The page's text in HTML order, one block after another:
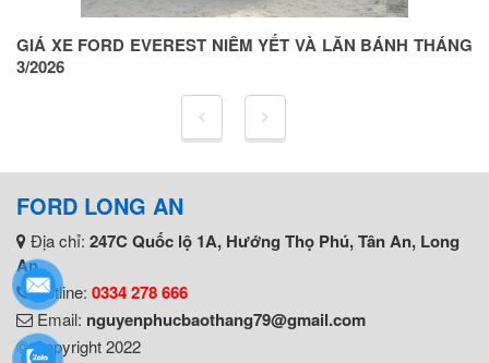
GIÁ XE FORD EVEREST NIÊM YẾT VÀ LĂN BÁNH THÁNG
3/2026
FORD LONG AN
Địa chỉ: 247C Quốc lộ 1A, Hướng Thọ Phú, Tân An, Long
An
Hotline: 0334 278 666
Email: nguyenphucbaothang79@gmail.com
© Copyright 2022